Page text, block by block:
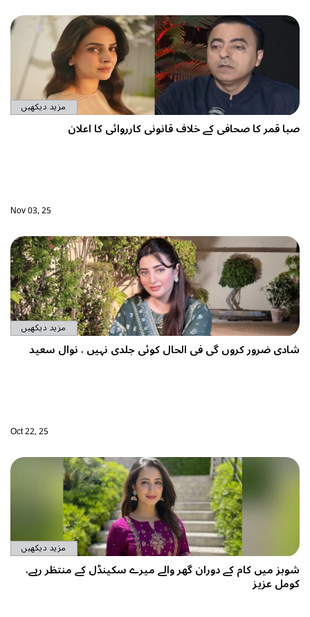
مزید دیکھیں
صبا قمر کا صحافی کے خلاف قانونی کارروائی کا اعلان
Nov 03, 25
مزید دیکھیں
شادی ضرور کروں گی فی الحال کوئی جلدی نہیں ، نوال سعید
Oct 22, 25
مزید دیکھیں
شوبز میں کام کے دوران گھر والے میرے سکینڈل کے منتظر رہے،
کومل عزیز